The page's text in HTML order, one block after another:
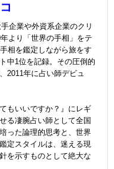
企業や外資系企業のクリ
より「世界の手相」をテ
相を鑑定しながら旅をす
中1位を記録。その圧倒的
2011年に占い師デビュ
もいいですか？』にレギ
る凄腕占い師として全国
った論理的思考と、世界
定スタイルは、迷える現
を示すものとして絶大な